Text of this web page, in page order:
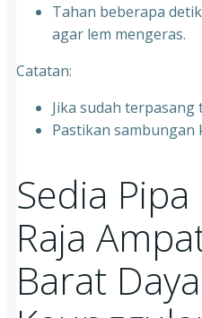
Tahan beberapa
agar lem mengeras.
Catatan:
Jika sudah terpasang
Pastikan sambungan
Sedia Pipa
Raja
Barat